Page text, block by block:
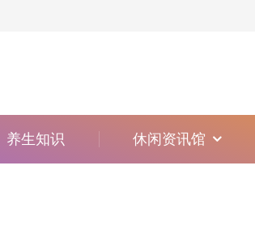
养生知识 休闲资讯馆